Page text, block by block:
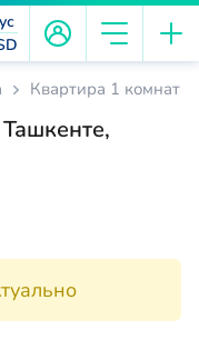
Квартира 1 комната